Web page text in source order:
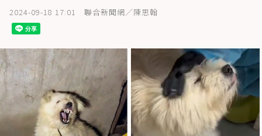
2024-09-18 17:01 聯合新聞網／陳思翰